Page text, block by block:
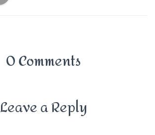
0 Comments
Leave a Reply